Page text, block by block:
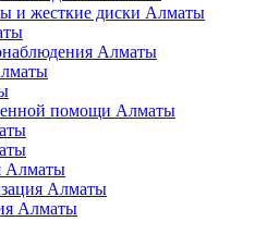
и жесткие диски Алматы
Алматы
помощи Алматы
Алматы
Алматы
Алматы